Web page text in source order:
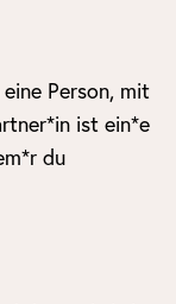
Person, mit
ist ein*e
du